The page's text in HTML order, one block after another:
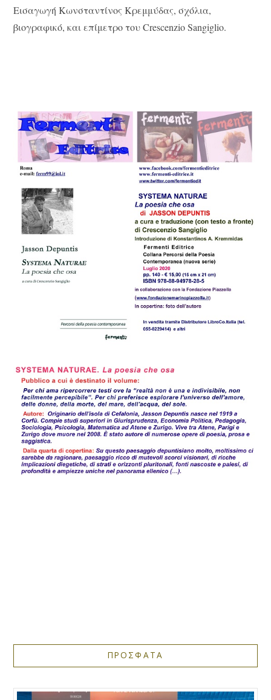
Εισαγωγή Κωνσταντίνος Κρεμμύδας, σχόλια,
βιογραφικό, και επίμετρο του Crescenzio Sangiglio.
ΠΡΟΣΦΑΤΑ